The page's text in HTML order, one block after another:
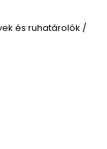
és ruhatárolók /